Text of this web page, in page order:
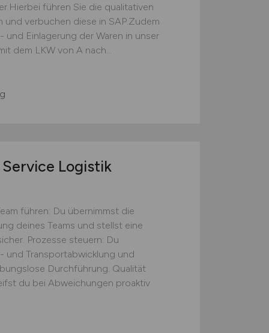
führen Sie die qualitativen
verbuchen diese in SAP.Zudem
Einlagerung der Waren in unser
dem LKW von A nach...
Logistik
führen: Du übernimmst die
deines Teams und stellst eine
Prozesse steuern: Du
und Transportabwicklung und
Durchführung. Qualität
du bei Abweichungen proaktiv